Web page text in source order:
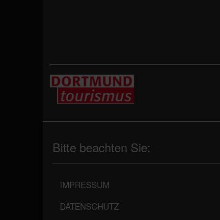
Bitte beachten Sie:
IMPRESSUM
DATENSCHUTZ